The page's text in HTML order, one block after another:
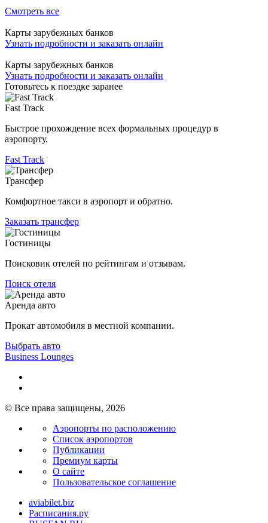
Смотреть все
Карты зарубежных банков
Узнать подробности и заказать онлайн
Карты зарубежных банков
Узнать подробности и заказать онлайн
Готовьтесь к поездке заранее
Fast Track
Быстрое прохождение всех формальных процедур в
аэропорту.
Fast Track
Трансфер
Комфортное такси в аэропорт и обратно.
Заказать трансфер
Гостиницы
Поисковик отелей по рейтингам и отзывам.
Поиск отеля
Аренда авто
Прокат автомобиля в местной компании.
Выбрать авто
Business Lounges
© Все права защищены, 2026
Аэропорты по расположению
Список аэропортов
Публикации
Премиум карты
О сайте
Пользовательское соглашение
aviabilet.biz
Расписания.ру